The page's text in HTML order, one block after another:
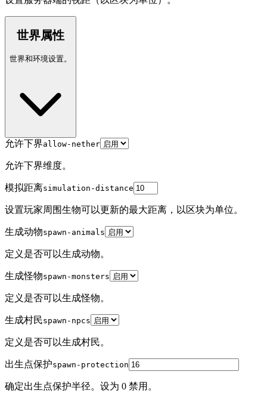
世界属性
世界和环境设置。
允许下界allow-nether
允许下界维度。
模拟距离simulation-distance
设置玩家周围生物可以更新的最大距离，以区块为单位。
生成动物spawn-animals
定义是否可以生成动物。
生成怪物spawn-monsters
定义是否可以生成怪物。
生成村民spawn-npcs
定义是否可以生成村民。
出生点保护spawn-protection
确定出生点保护半径。设为 0 禁用。